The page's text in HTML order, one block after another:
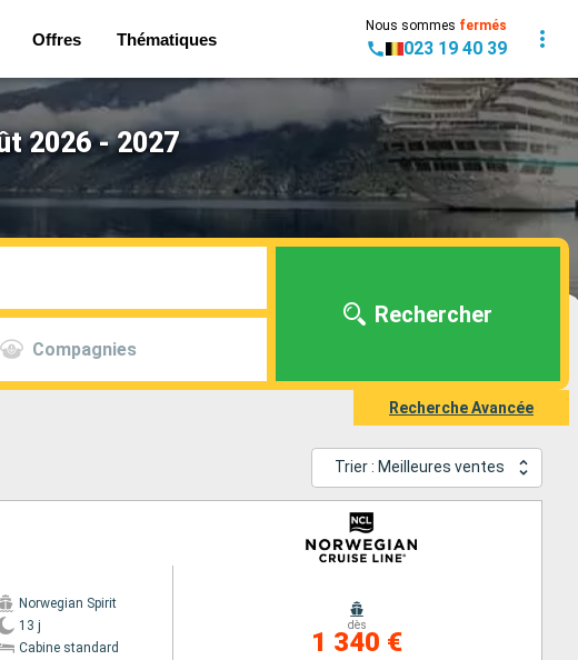
Offres Thématiques
Nous sommes fermés
023 19 40 39
2026 - 2027
Compagnies
Rechercher
Recherche Avancée
Trier : Meilleures ventes
Norwegian Spirit
13 j
Cabine standard
dès
1 340 €